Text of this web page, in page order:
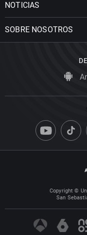
NOTICIAS
SOBRE NOSOTROS
Copyright ©
San